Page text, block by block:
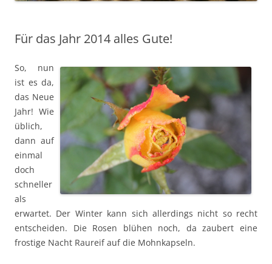
Für das Jahr 2014 alles Gute!
So, nun
ist es da,
das Neue
Jahr! Wie
üblich,
dann auf
einmal
doch
schneller
als
erwartet. Der Winter kann sich allerdings nicht so recht
entscheiden. Die Rosen blühen noch, da zaubert eine
frostige Nacht Raureif auf die Mohnkapseln.